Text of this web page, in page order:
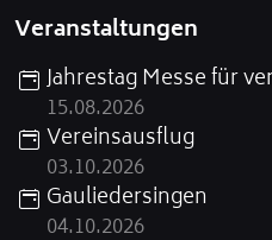
Veranstaltungen
Jahrestag Messe für
15.08.2026
Vereinsausflug
03.10.2026
Gauliedersingen
04.10.2026